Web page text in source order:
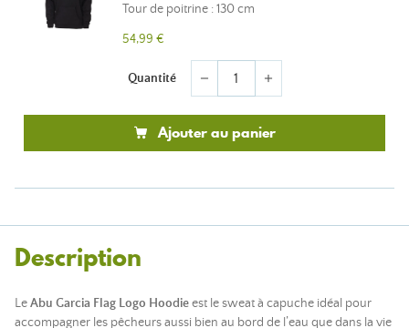
Tour de poitrine : 130 cm
54,99 €
Quantité remove add
Ajouter au panier
Description
LeAbu Garcia Flag Logo Hoodieest le sweat à capuche idéal pour
accompagner les pêcheurs aussi bien au bord de l’eau que dans la vie